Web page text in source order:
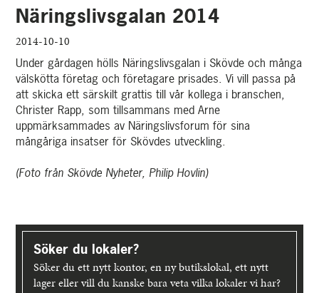
Näringslivsgalan 2014
2014-10-10
Under gårdagen hölls Näringslivsgalan i Skövde och många
välskötta företag och företagare prisades. Vi vill passa på
att skicka ett särskilt grattis till vår kollega i branschen,
Christer Rapp, som tillsammans med Arne
uppmärksammades av Näringslivsforum för sina
mångåriga insatser för Skövdes utveckling.
(Foto från Skövde Nyheter, Philip Hovlin)
Upptäck
merSöker du lokaler?
Söker du ett nytt kontor, en ny butikslokal, ett nytt
lager eller vill du kanske bara veta vilka lokaler vi har?